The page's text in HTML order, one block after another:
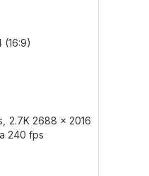
2.7K 2688 x 2016
240 fps